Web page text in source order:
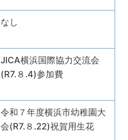
なし
JICA横浜国際協力交流会
(R7.８.4)参加費
令和７年度横浜市幼稚園大
会(R7.８.22)祝賀用生花